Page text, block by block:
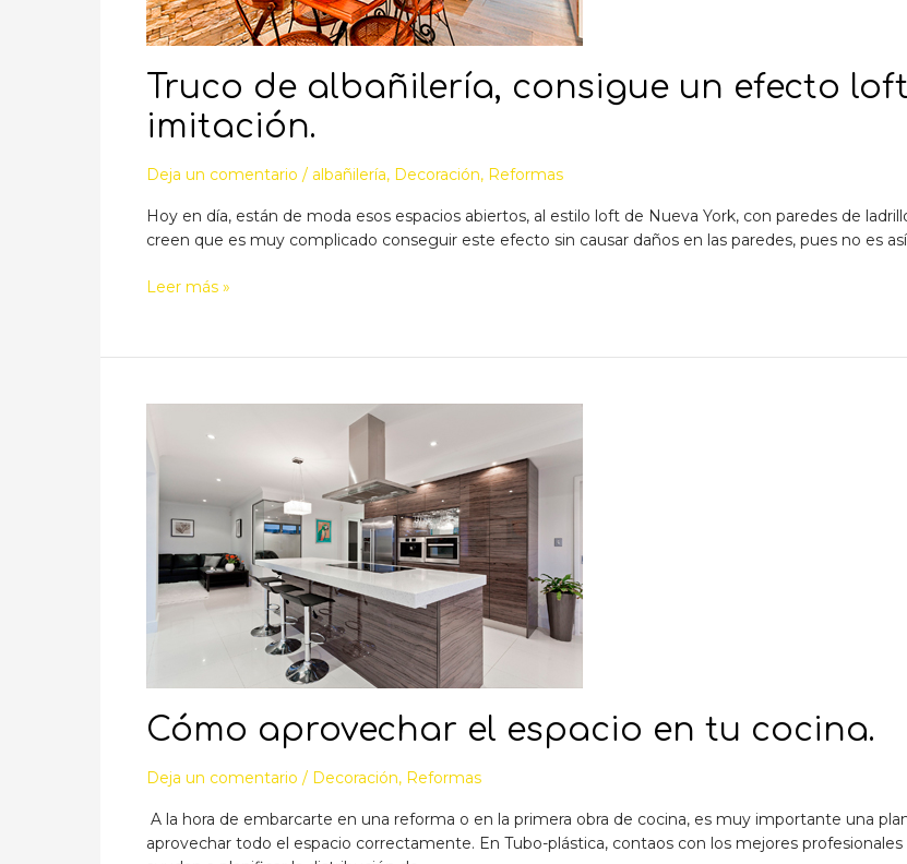
Truco de albañilería, consigue un efecto
imitación.
Deja un comentario / albañilería, Decoración, Reformas
Hoy en día, están de moda esos espacios abiertos, al estilo loft de Nueva York, con paredes de
creen que es muy complicado conseguir este efecto sin causar daños en las paredes, pues no es
Truco
consigue
efecto
imitación.
Leer más »
Cómo aprovechar el espacio en tu cocina.
Deja un comentario / Decoración, Reformas
A la hora de embarcarte en una reforma o en la primera obra de cocina, es muy importante una
aprovechar todo el espacio correctamente. En Tubo-plástica, contaos con los mejores